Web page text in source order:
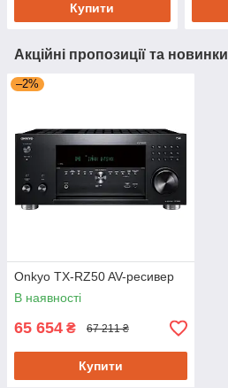
Купити
Акційні пропозиції та новинки
–2%
Onkyo TX-RZ50 AV-ресивер
В наявності
65 654 ₴ 67 211 ₴
Купити